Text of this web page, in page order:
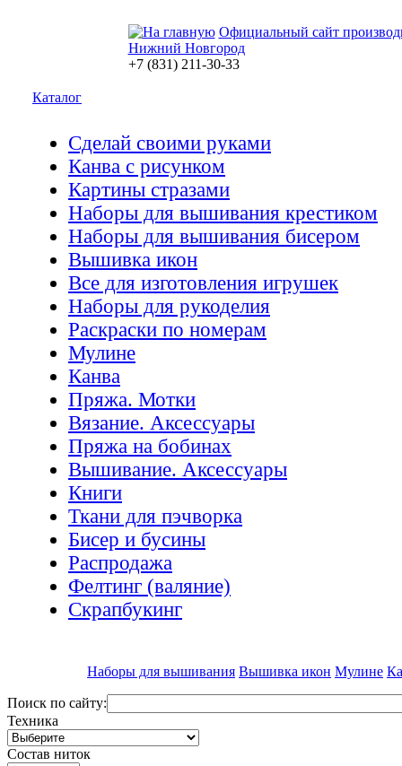
Официальный сайт
Нижний Новгород
+7 (831) 211-30-33
Каталог
Сделай своими руками
Канва с рисунком
Картины стразами
Наборы для вышивания крестиком
Наборы для вышивания бисером
Вышивка икон
Все для изготовления игрушек
Наборы для рукоделия
Раскраски по номерам
Мулине
Канва
Пряжа. Мотки
Вязание. Аксессуары
Пряжа на бобинах
Вышивание. Аксессуары
Книги
Ткани для пэчворка
Бисер и бусины
Распродажа
Фелтинг (валяние)
Скрапбукинг
Наборы для вышивания Вышивка икон Мулине
Поиск по сайту:
Техника
Состав ниток